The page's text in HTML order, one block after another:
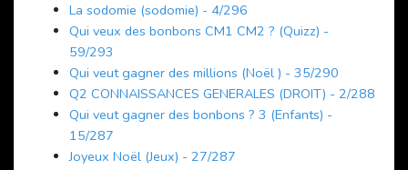
La sodomie (sodomie) - 4/296
Qui veux des bonbons CM1 CM2 ? (Quizz) -
59/293
Qui veut gagner des millions (Noël ) - 35/290
Q2 CONNAISSANCES GENERALES (DROIT) - 2/288
Qui veut gagner des bonbons ? 3 (Enfants) -
15/287
Joyeux Noël (Jeux) - 27/287